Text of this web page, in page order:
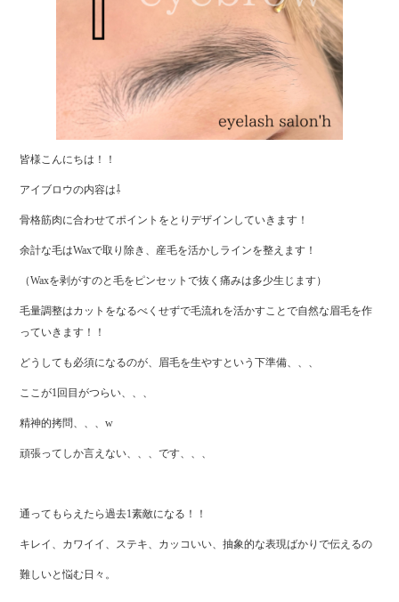
皆様こんにちは！！
アイブロウの内容は⇩
骨格筋肉に合わせてポイントをとりデザインしていきます！
余計な毛はWaxで取り除き、産毛を活かしラインを整えます！
（Waxを剥がすのと毛をピンセットで抜く痛みは多少生じます）
毛量調整はカットをなるべくせずで毛流れを活かすことで自然な眉毛を作
っていきます！！
どうしても必須になるのが、眉毛を生やすという下準備、、、
ここが1回目がつらい、、、
精神的拷問、、、w
頑張ってしか言えない、、、です、、、
通ってもらえたら過去1素敵になる！！
キレイ、カワイイ、ステキ、カッコいい、抽象的な表現ばかりで伝えるの
難しいと悩む日々。